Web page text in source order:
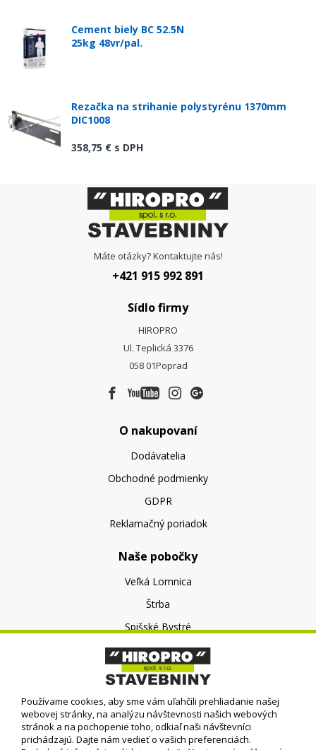
Cement biely BC 52.5N
25kg 48vr/pal.
Rezačka na strihanie polystyrénu 1370mm
DIC1008
358,75 € s DPH
Máte otázky? Kontaktujte nás!
+421 915 992 891
Sídlo firmy
HIROPRO
Ul. Teplická 3376
058 01Poprad
O nakupovaní
Dodávatelia
Obchodné podmienky
GDPR
Reklamačný poriadok
Naše pobočky
Veľká Lomnica
Štrba
Spišské Bystré
O nás
O spoločnosti
Kontakt
Používame cookies, aby sme vám uľahčili prehliadanie našej
webovej stránky, na analýzu návštevnosti našich webových
stránok a na pochopenie toho, odkiaľ naši návštevníci
prichádzajú. Dajte nám vedieť o vašich preferenciách.